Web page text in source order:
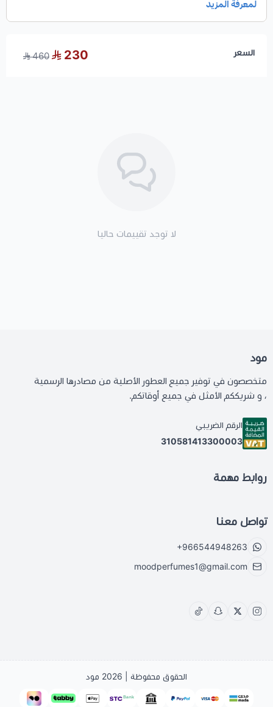
السعر 230
460
لا توجد تقييمات حاليا
مود
متخصصون في توفير جميع العطور الأصلية من مصادرها الرسمية
، و شريككم الأمثل في جميع أوقاتكم.
الرقم الضريبي
310581413300003
روابط مهمة
تواصل معنا
+966544948263
moodperfumes1@gmail.com
الحقوق محفوظة | 2026 مود